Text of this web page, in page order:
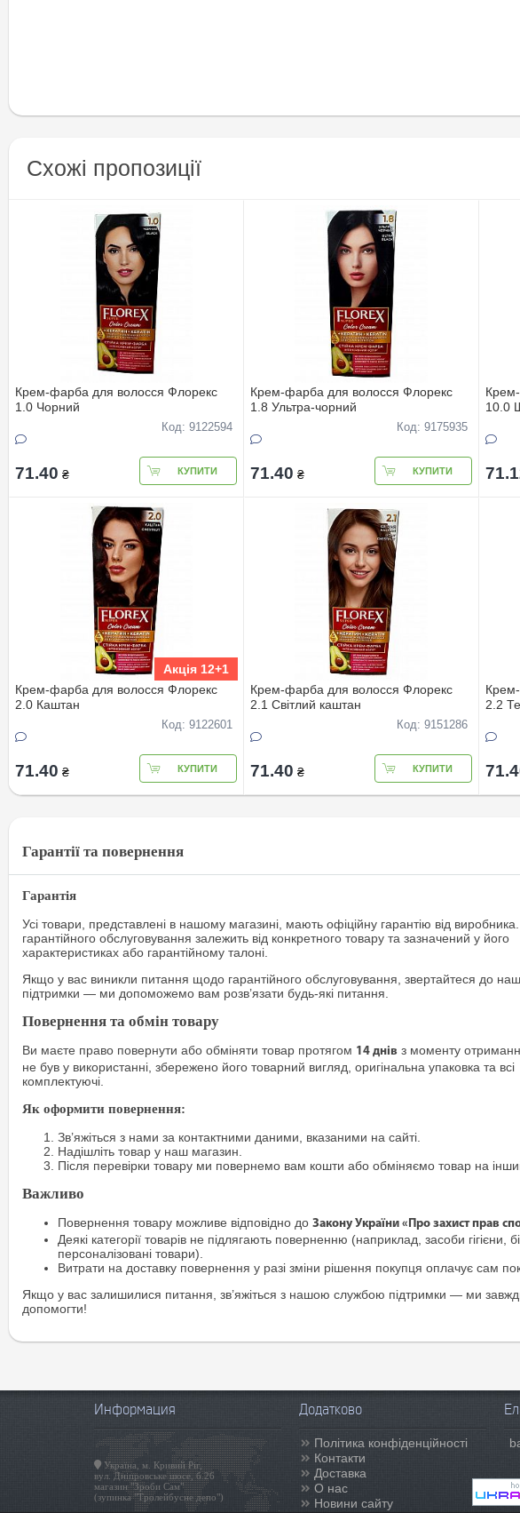
Схожі пропозиції
Крем-фарба для волосся Флорекс
1.0 Чорний
Код: 9122594
71.40 ₴ КУПИТИ
Крем-фарба для волосся Флорекс
1.8 Ультра-чорний
Код: 9175935
71.40 ₴ КУПИТИ
10.0
Акція 12+1
Крем-фарба для волосся Флорекс
2.0 Каштан
Код: 9122601
71.40 ₴ КУПИТИ
Крем-фарба для волосся Флорекс
2.1 Світлий каштан
Код: 9151286
71.40 ₴ КУПИТИ
2.2
Гарантії та повернення
Гарантія
Усі товари, представлені в нашому магазині, мають офіційну гарантію від
гарантійного обслуговування залежить від конкретного товару та зазначений у його
характеристиках або гарантійному талоні.
Якщо у вас виникли питання щодо гарантійного обслуговування, звертайтеся до
підтримки — ми допоможемо вам розв’язати будь-які питання.
Повернення та обмін товару
Ви маєте право повернути або обміняти товар протягом 14 днів з моменту
не був у використанні, збережено його товарний вигляд, оригінальна упаковка та всі
комплектуючі.
Як оформити повернення:
Зв’яжіться з нами за контактними даними, вказаними на сайті.
Надішліть товар у наш магазин.
Після перевірки товару ми повернемо вам кошти або обміняємо товар на
Важливо
Повернення товару можливе відповідно до Закону України «Про захист прав
Деякі категорії товарів не підлягають поверненню (наприклад, засоби гігієни,
персоналізовані товари).
Витрати на доставку повернення у разі зміни рішення покупця оплачує сам
Якщо у вас залишилися питання, зв’яжіться з нашою службою підтримки — ми
допомогти!
Информация
Україна, м. Кривий Ріг,
вул. Дніпровське шосе, б.26
магазин "Зроби Сам"
(зупинка "Тролейбусне депо")
Додатково
Політика конфіденційності
Контакти
Доставка
О нас
Новини сайту